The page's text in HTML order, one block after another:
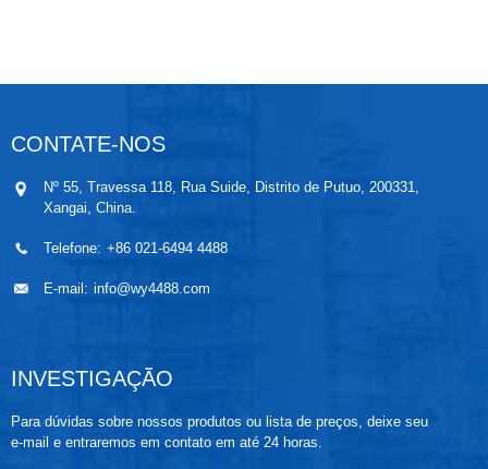
grandes benefícios para diversos setores industriais
devido ao seu princípio de funcionamento simples e
confiabilidade. Transmissores de nível de líquido tipo
flutuador proporcionam uma medição remota de
CONTATE-NOS
Nº 55, Travessa 118, Rua Suide, Distrito de Putuo, 200331,
Xangai, China.
Telefone: +86 021-6494 4488
E-mail: info@wy4488.com
INVESTIGAÇÃO
Para dúvidas sobre nossos produtos ou lista de preços, deixe seu
e-mail e entraremos em contato em até 24 horas.